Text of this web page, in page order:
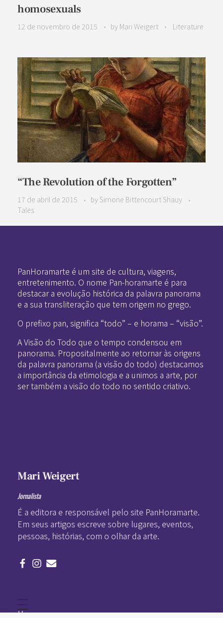
homosexuals
12 de novembro de 2015 by Mari Weigert Literature
“The Revolution of the Forgotten”
17 de abril de 2015 by Simone Bittencourt Shauy
Tales
PanHoramarte é um site de cultura, viagens,
entretenimento. O nome Pan-horamarte é para
destacar a evolução histórica da palavra panorama
e a sua transliteração que tem origem no grego.
O prefixo pan, significa “todo” – e horama – “visão”.
A Visão do Todo que o tempo condensou em
panorama. Propositalmente ao retornar às origens
da palavra panorama (a visão do todo) destacamos
a importância da etimologia e a unimos a arte, por
ser também a visão do todo no sentido criativo.
Mari Weigert
Jornalista
É a editora e responsável pelo site PanHoramarte.
Em seus artigos escreve sobre lugares, eventos,
pessoas, histórias, com o olhar da arte.
Home